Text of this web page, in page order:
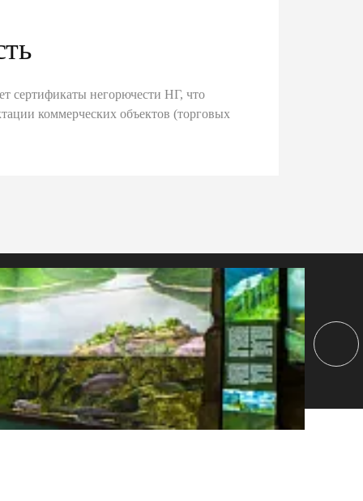
сертификаты негорючести НГ, что
коммерческих объектов (торговых